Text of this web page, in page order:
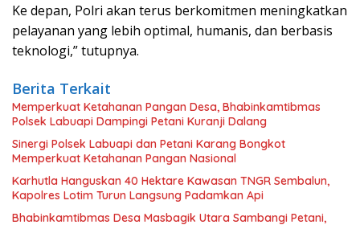
Ke depan, Polri akan terus berkomitmen meningkatkan
pelayanan yang lebih optimal, humanis, dan berbasis
teknologi,” tutupnya.
Berita Terkait
Memperkuat Ketahanan Pangan Desa, Bhabinkamtibmas
Polsek Labuapi Dampingi Petani Kuranji Dalang
Sinergi Polsek Labuapi dan Petani Karang Bongkot
Memperkuat Ketahanan Pangan Nasional
Karhutla Hanguskan 40 Hektare Kawasan TNGR Sembalun,
Kapolres Lotim Turun Langsung Padamkan Api
Bhabinkamtibmas Desa Masbagik Utara Sambangi Petani,